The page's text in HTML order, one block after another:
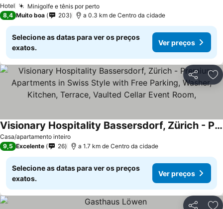
Hotel Minigolfe e tênis por perto
8,4 Muito boa 203 a 0.3 km de Centro da cidade
Selecione as datas para ver os preços
exatos.
Ver preços
Partilhar
Casa/apartamento inteiro
Visionary Hospitality Bassersdorf, Zürich - Premium Apartments in Swiss Style with Free Parking, Washer, Kitchen, Terrace, Vaulted Cellar Event Room,
9,5 Excelente 26 a 1.7 km de Centro da cidade
Selecione as datas para ver os preços
exatos.
Ver preços